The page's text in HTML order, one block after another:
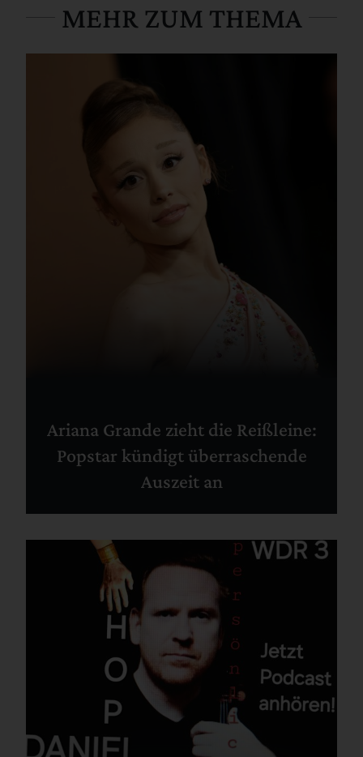
MEHR ZUM THEMA
Ariana Grande zieht die Reißleine:
Popstar kündigt überraschende
Auszeit an